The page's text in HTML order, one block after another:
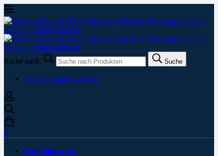
Suche nach: Suche
Geschäftskunde werden
0
Defibrillatoren